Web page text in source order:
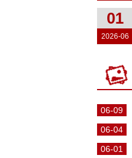
01
2026-06
06-09
06-04
06-01